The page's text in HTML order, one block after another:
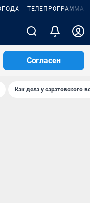
ТЕЛЕПРОГРАММА
Согласен
Как дела у саратовского